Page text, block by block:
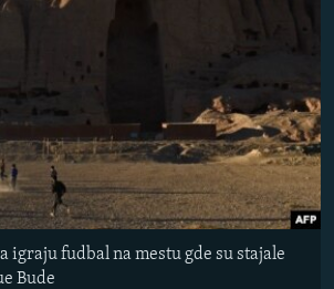
igraju fudbal na mestu gde su stajale
Bude